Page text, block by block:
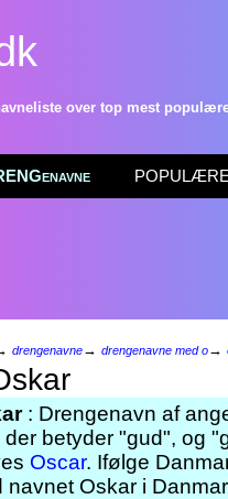
over top mest
POPULÆRE
drengenavne→ drengenavne med o→
: Drengenavn af
der betyder "gud", og
Oscar. Ifølge
navnet Oskar i